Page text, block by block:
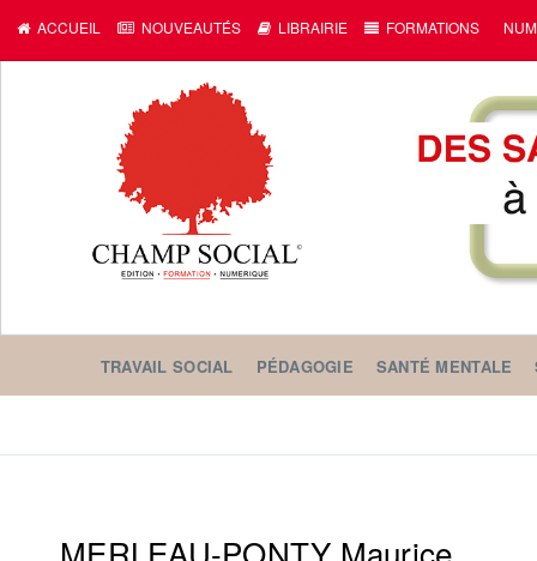
ACCUEIL NOUVEAUTÉS LIBRAIRIE FORMATIONS
TRAVAIL SOCIAL PÉDAGOGIE SANTÉ MENTALE
MERLEAU-PONTY Maurice